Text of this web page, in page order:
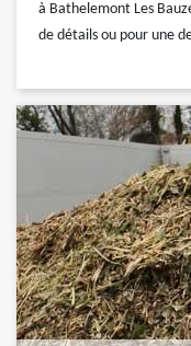
à Bathelemont Les
de détails ou pour une